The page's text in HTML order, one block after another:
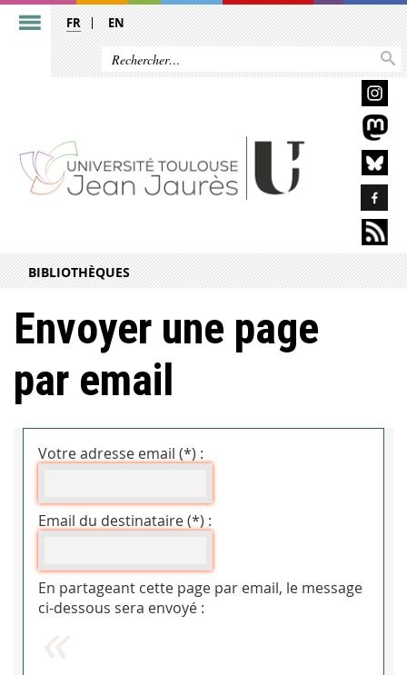
FR EN
BIBLIOTHÈQUES
Envoyer une page
par email
Votre adresse email (*) :
Email du destinataire (*) :
En partageant cette page par email, le message
ci-dessous sera envoyé :